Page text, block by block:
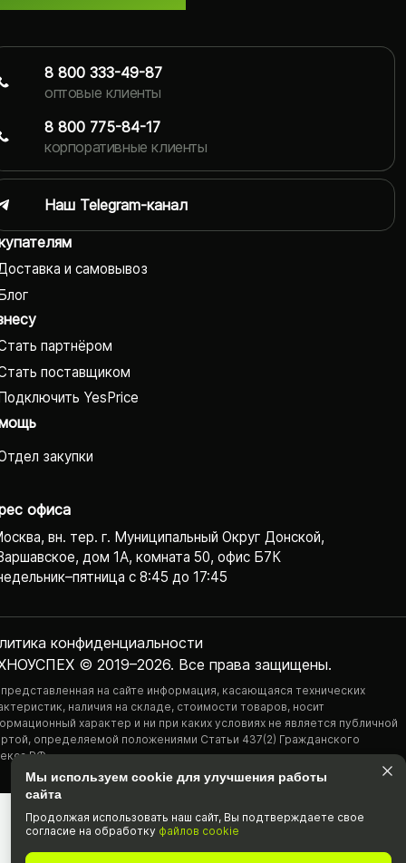
и самовывоз
партнёром
поставщиком
YesPrice
закупки
офиса
вн. тер. г. Муниципальный Округ Донской,
дом 1А, комната 50, офис Б7К
с 8:45 до 17:45
© 2019–2026. Все права защищены.
конфиденциаль­ности
на сайте информация, касающаяся технических
наличия на складе, стоимости товаров, носит
характер и ни при каких условиях не является публичной
определяемой положениями Статьи 437(2) Гражданского
РФ.
8 800 333-49-87
оптовые клиенты
8 800 775-84-17
корпоративные клиенты
Наш Telegram-канал
Мы используем cookie для улучшения работы
сайта
Продолжая использовать наш cайт, Вы подтвержда­ете свое
согласие на обработку файлов cookie